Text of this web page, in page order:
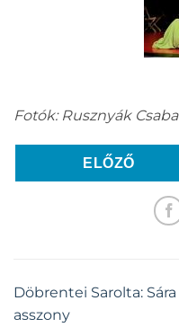
Fotók: Rusznyák Csaba
ELŐZŐ
Döbrentei Sarolta: Sára
asszony